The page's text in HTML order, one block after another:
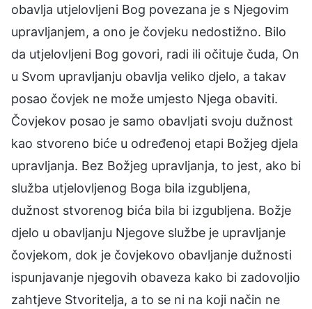
obavlja utjelovljeni Bog povezana je s Njegovim
upravljanjem, a ono je čovjeku nedostižno. Bilo
da utjelovljeni Bog govori, radi ili očituje čuda, On
u Svom upravljanju obavlja veliko djelo, a takav
posao čovjek ne može umjesto Njega obaviti.
Čovjekov posao je samo obavljati svoju dužnost
kao stvoreno biće u određenoj etapi Božjeg djela
upravljanja. Bez Božjeg upravljanja, to jest, ako bi
služba utjelovljenog Boga bila izgubljena,
dužnost stvorenog bića bila bi izgubljena. Božje
djelo u obavljanju Njegove službe je upravljanje
čovjekom, dok je čovjekovo obavljanje dužnosti
ispunjavanje njegovih obaveza kako bi zadovoljio
zahtjeve Stvoritelja, a to se ni na koji način ne